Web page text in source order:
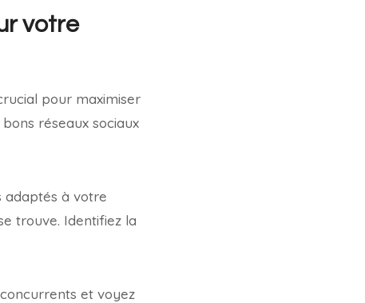
votre
pour maximiser
réseaux sociaux
adaptés à votre
trouve. Identifiez la
et voyez